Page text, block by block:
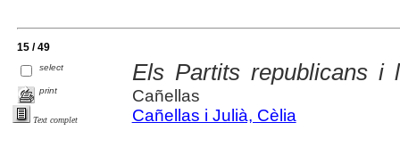
15 / 49
select
print
Text complet
Els Partits republicans i
Cañellas
Cañellas i Julià, Cèlia